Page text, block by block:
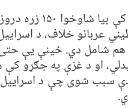
په اسراییل کې
عربانو خلاف، د
هم شامل دي. ځینې یې
او د غزې په جګړو
سبب شوی چې د